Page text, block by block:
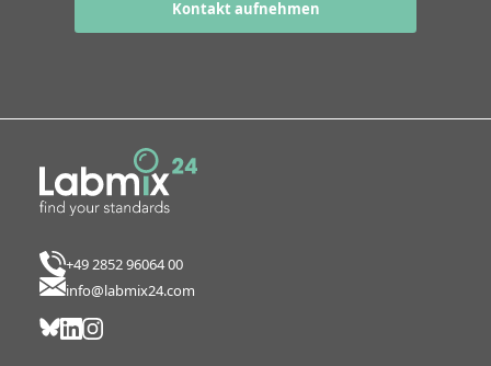
Kontakt aufnehmen
+49 2852 96064 00
info@labmix24.com